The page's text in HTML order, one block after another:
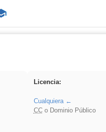
Licencia:
Cualquiera
CCo Dominio Público